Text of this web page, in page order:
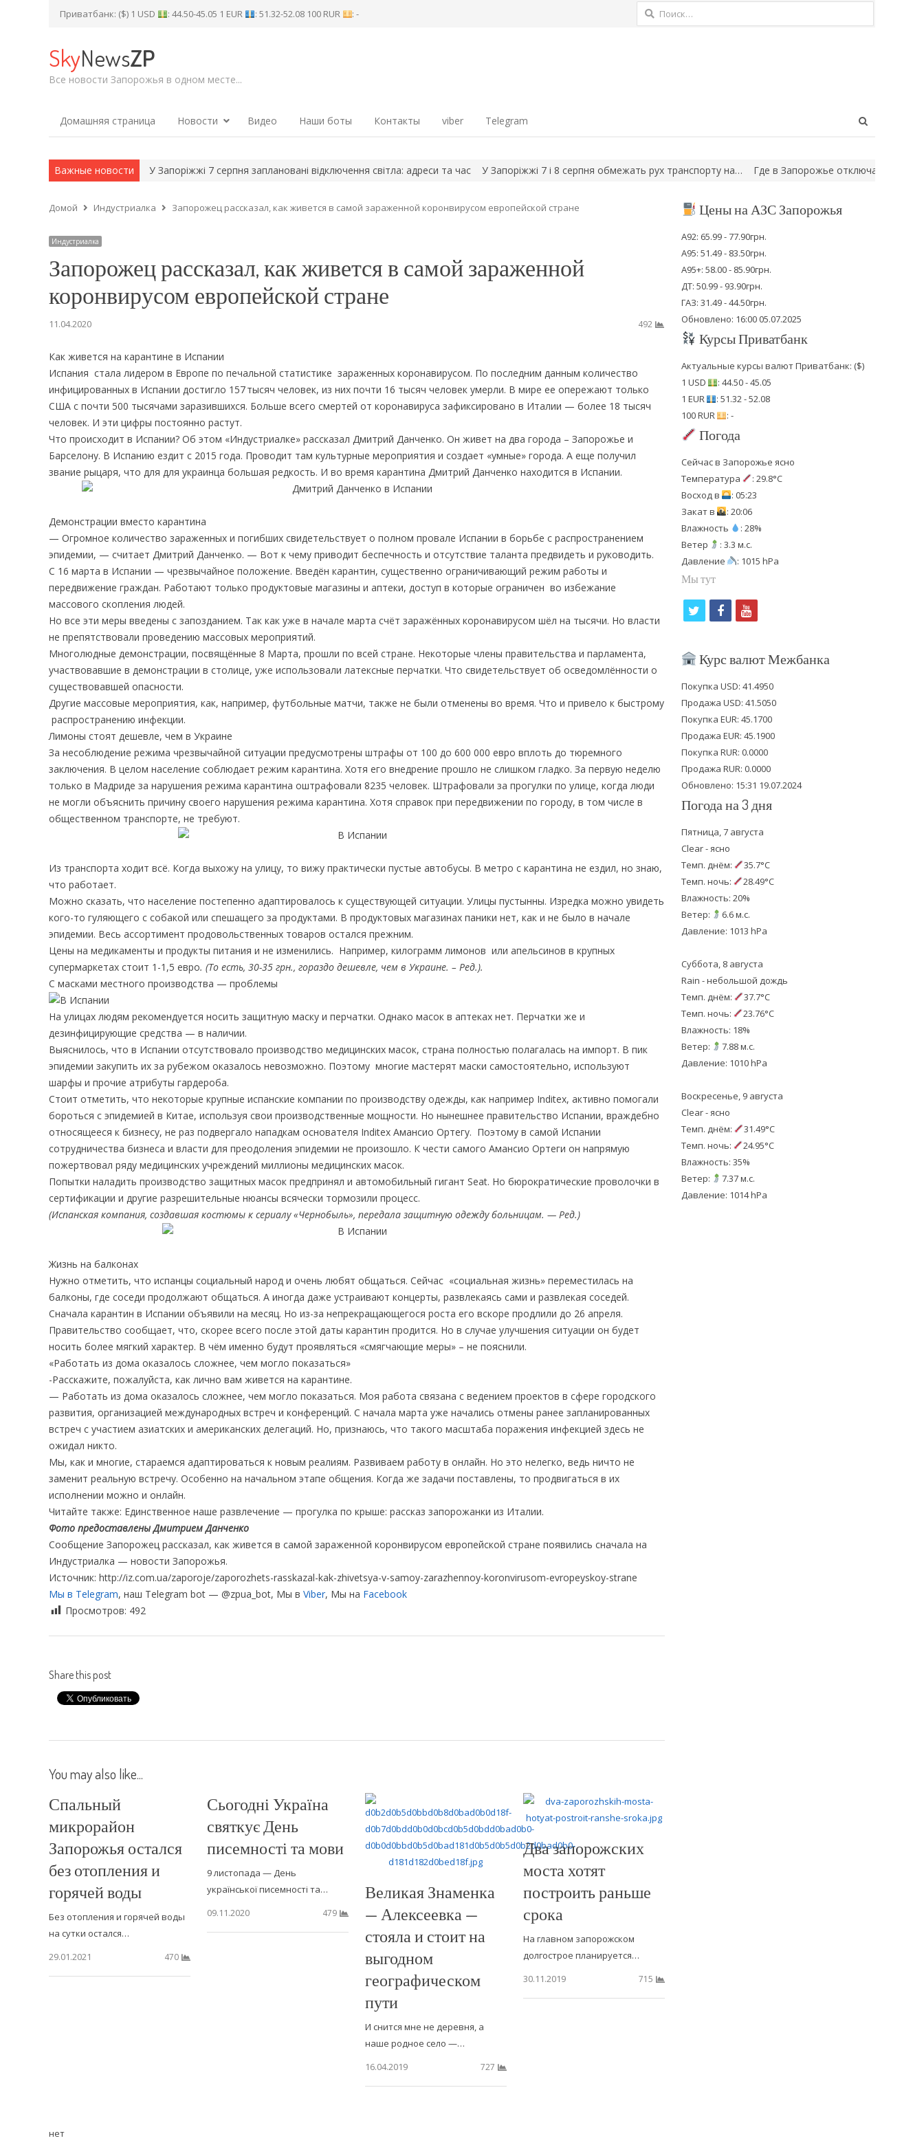
Приватбанк: ($) 1 USD : 44.50-45.05 1 EUR : 51.32-52.08 100 RUR : - Найти:
SkyNewsZP
Все новости Запорожья в одном месте...
Домашняя страница Новости Видео Наши боты Контакты viber Telegram
Важные новости
день під… У Запоріжжі 7 серпня заплановані відключення світла: адреси та час У Запоріжжі 7 і 8 серпня обмежать рух транспорту на… Где в Запорожье отключат свет в пятницу:
Домой Индустриалка Запорожец рассказал, как живется в самой зараженной коронвирусом европейской стране
Индустриалка
Запорожец рассказал, как живется в самой зараженной
коронвирусом европейской стране
11.04.2020 492
Как живется на карантине в Испании
Испания стала лидером в Европе по печальной статистике зараженных коронавирусом. По последним данным количество
инфицированных в Испании достигло 157 тысяч человек, из них почти 16 тысяч человек умерли. В мире ее опережают только
США с почти 500 тысячами заразившихся. Больше всего смертей от коронавируса зафиксировано в Италии — более 18 тысяч
человек. И эти цифры постоянно растут.
Что происходит в Испании? Об этом «Индустриалке» рассказал Дмитрий Данченко. Он живет на два города – Запорожье и
Барселону. В Испанию ездит с 2015 года. Проводит там культурные мероприятия и создает «умные» города. А еще получил
звание рыцаря, что для для украинца большая редкость. И во время карантина Дмитрий Данченко находится в Испании.
Демонстрации вместо карантина
— Огромное количество зараженных и погибших свидетельствует о полном провале Испании в борьбе с распространением
эпидемии, — считает Дмитрий Данченко. — Вот к чему приводит беспечность и отсутствие таланта предвидеть и руководить.
С 16 марта в Испании — чрезвычайное положение. Введён карантин, существенно ограничивающий режим работы и
передвижение граждан. Работают только продуктовые магазины и аптеки, доступ в которые ограничен во избежание
массового скопления людей.
Но все эти меры введены с запозданием. Так как уже в начале марта счёт заражённых коронавирусом шёл на тысячи. Но власти
не препятствовали проведению массовых мероприятий.
Многолюдные демонстрации, посвящённые 8 Марта, прошли по всей стране. Некоторые члены правительства и парламента,
участвовавшие в демонстрации в столице, уже использовали латексные перчатки. Что свидетельствует об осведомлённости о
существовавшей опасности.
Другие массовые мероприятия, как, например, футбольные матчи, также не были отменены во время. Что и привело к быстрому
распространению инфекции.
Лимоны стоят дешевле, чем в Украине
За несоблюдение режима чрезвычайной ситуации предусмотрены штрафы от 100 до 600 000 евро вплоть до тюремного
заключения. В целом население соблюдает режим карантина. Хотя его внедрение прошло не слишком гладко. За первую неделю
только в Мадриде за нарушения режима карантина оштрафовали 8235 человек. Штрафовали за прогулки по улице, когда люди
не могли объяснить причину своего нарушения режима карантина. Хотя справок при передвижении по городу, в том числе в
общественном транспорте, не требуют.
Из транспорта ходит всё. Когда выхожу на улицу, то вижу практически пустые автобусы. В метро с карантина не ездил, но знаю,
что работает.
Можно сказать, что население постепенно адаптировалось к существующей ситуации. Улицы пустынны. Изредка можно увидеть
кого-то гуляющего с собакой или спешащего за продуктами. В продуктовых магазинах паники нет, как и не было в начале
эпидемии. Весь ассортимент продовольственных товаров остался прежним.
Цены на медикаменты и продукты питания и не изменились. Например, килограмм лимонов или апельсинов в крупных
супермаркетах стоит 1-1,5 евро. (То есть, 30-35 грн., гораздо дешевле, чем в Украине. – Ред.).
С масками местного производства — проблемы
На улицах людям рекомендуется носить защитную маску и перчатки. Однако масок в аптеках нет. Перчатки же и
дезинфицирующие средства — в наличии.
Выяснилось, что в Испании отсутствовало производство медицинских масок, страна полностью полагалась на импорт. В пик
эпидемии закупить их за рубежом оказалось невозможно. Поэтому многие мастерят маски самостоятельно, используют
шарфы и прочие атрибуты гардероба.
Стоит отметить, что некоторые крупные испанские компании по производству одежды, как например Inditex, активно помогали
бороться с эпидемией в Китае, используя свои производственные мощности. Но нынешнее правительство Испании, враждебно
относящееся к бизнесу, не раз подвергало нападкам основателя Inditex Амансио Ортегу. Поэтому в самой Испании
сотрудничества бизнеса и власти для преодоления эпидемии не произошло. К чести самого Амансио Ортеги он напрямую
пожертвовал ряду медицинских учреждений миллионы медицинских масок.
Попытки наладить производство защитных масок предпринял и автомобильный гигант Seat. Но бюрократические проволочки в
сертификации и другие разрешительные нюансы всячески тормозили процесс.
(Испанская компания, создавшая костюмы к сериалу «Чернобыль», передала защитную одежду больницам. — Ред.)
Жизнь на балконах
Нужно отметить, что испанцы социальный народ и очень любят общаться. Сейчас «социальная жизнь» переместилась на
балконы, где соседи продолжают общаться. А иногда даже устраивают концерты, развлекаясь сами и развлекая соседей.
Сначала карантин в Испании объявили на месяц. Но из-за непрекращающегося роста его вскоре продлили до 26 апреля.
Правительство сообщает, что, скорее всего после этой даты карантин продится. Но в случае улучшения ситуации он будет
носить более мягкий характер. В чём именно будут проявляться «смягчающие меры» – не пояснили.
«Работать из дома оказалось сложнее, чем могло показаться»
-Расскажите, пожалуйста, как лично вам живется на карантине.
— Работать из дома оказалось сложнее, чем могло показаться. Моя работа связана с ведением проектов в сфере городского
развития, организацией международных встреч и конференций. С начала марта уже начались отмены ранее запланированных
встреч с участием азиатских и американских делегаций. Но, признаюсь, что такого масштаба поражения инфекцией здесь не
ожидал никто.
Мы, как и многие, стараемся адаптироваться к новым реалиям. Развиваем работу в онлайн. Но это нелегко, ведь ничто не
заменит реальную встречу. Особенно на начальном этапе общения. Когда же задачи поставлены, то продвигаться в их
исполнении можно и онлайн.
Читайте также: Единственное наше развлечение — прогулка по крыше: рассказ запорожанки из Италии.
Фото предоставлены Дмитрием Данченко
Сообщение Запорожец рассказал, как живется в самой зараженной коронвирусом европейской стране появились сначала на
Индустриалка — новости Запорожья.
Источник: http://iz.com.ua/zaporoje/zaporozhets-rasskazal-kak-zhivetsya-v-samoy-zarazhennoy-koronvirusom-evropeyskoy-strane
Мы в Telegram, наш Telegram bot — @zpua_bot, Мы в Viber, Мы на Facebook
Просмотров: 492
Share this post
You may also like...
Спальный
микрорайон
Запорожья остался
без отопления и
горячей воды
Без отопления и горячей воды
на сутки остался…
29.01.2021
470
Сьогодні Україна
святкує День
писемності та мови
9 листопада — День
української писемності та…
09.11.2020
479
Великая Знаменка
— Алексеевка —
стояла и стоит на
выгодном
географическом
пути
И снится мне не деревня, а
наше родное село —…
16.04.2019
727
Два запорожских
моста хотят
построить раньше
срока
На главном запорожском
долгострое планируется…
30.11.2019
715
нет
Цены на АЗС Запорожья
А92: 65.99 - 77.90грн.
А95: 51.49 - 83.50грн.
А95+: 58.00 - 85.90грн.
ДТ: 50.99 - 93.90грн.
ГАЗ: 31.49 - 44.50грн.
Обновлено: 16:00 05.07.2025
Курсы Приватбанк
Актуальные курсы валют Приватбанк: ($)
1 USD
: 44.50 - 45.05
1 EUR
: 51.32 - 52.08
100 RUR
: -
Погода
Сейчас в Запорожье ясно
Температура
: 29.8°C
Восход в
: 05:23
Закат в
: 20:06
Влажность
: 28%
Ветер
: 3.3 м.с.
Давление
: 1015 hPa
Мы тут
i
t
e
r
f
c
b
o
o
k
y
u
u
b
e
Курс валют Межбанка
Покупка USD: 41.4950
Продажа USD: 41.5050
Покупка EUR: 45.1700
Продажа EUR: 45.1900
Покупка RUR: 0.0000
Продажа RUR: 0.0000
Обновлено: 15:31 19.07.2024
Погода на 3 дня
Пятница, 7 августа
Clear - ясно
Темп. днём:
35.7°C
Темп. ночь:
28.49°C
Влажность: 20%
Ветер:
6.6 м.с.
Давление: 1013 hPa
Суббота, 8 августа
Rain - небольшой дождь
Темп. днём:
37.7°C
Темп. ночь:
23.76°C
Влажность: 18%
Ветер:
7.88 м.с.
Давление: 1010 hPa
Воскресенье, 9 августа
Clear - ясно
Темп. днём:
31.49°C
Темп. ночь:
24.95°C
Влажность: 35%
Ветер:
7.37 м.с.
Давление: 1014 hPa